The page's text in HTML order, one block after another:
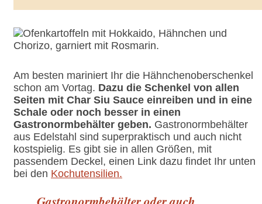
Am besten mariniert Ihr die Hähnchenoberschenkel
schon am Vortag. Dazu die Schenkel von allen
Seiten mit Char Siu Sauce einreiben und in eine
Schale oder noch besser in einen
Gastronormbehälter geben. Gastronormbehälter
aus Edelstahl sind superpraktisch und auch nicht
kostspielig. Es gibt sie in allen Größen, mit
passendem Deckel, einen Link dazu findet Ihr unten
bei den Kochutensilien.